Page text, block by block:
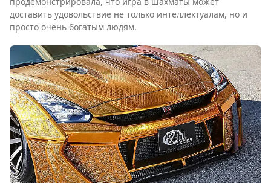
доставить удовольствие не только интеллектуалам, но и
просто очень богатым людям.